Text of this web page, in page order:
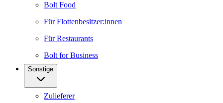
Bolt Food
Für Flottenbesitzer:innen
Für Restaurants
Bolt for Business
Sonstige
Zulieferer